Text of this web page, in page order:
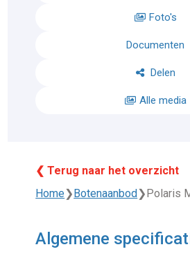
Foto's
Documenten
Delen
Alle media
❮ Terug naar het overzicht
Home❯ Botenaanbod ❯ Polaris
Algemene